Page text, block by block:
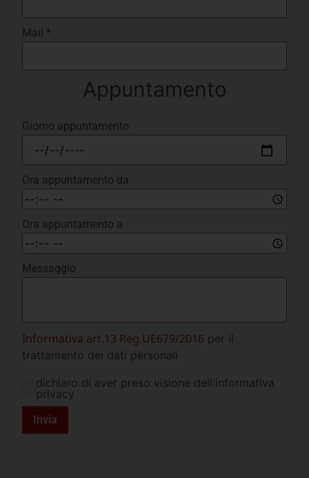
Mail *
Appuntamento
Giorno appuntamento
Ora appuntamento da
Ora appuntamento a
Messaggio
Informativa art.13 Reg.UE679/2016 per il
trattamento dei dati personali
dichiaro di aver preso visione dell'informativa
privacy
Invia